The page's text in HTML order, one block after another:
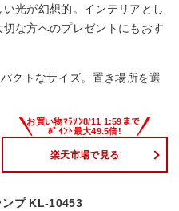
光が幻想的。インテリアとし
な方へのプレゼントにもおす
クトなサイズ。置き場所を選
楽天市場で見る
プ KL-10453